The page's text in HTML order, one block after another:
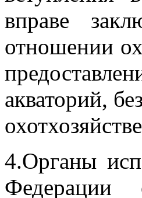
вправе
отношении
акваторий,
4.Органы
Федерации